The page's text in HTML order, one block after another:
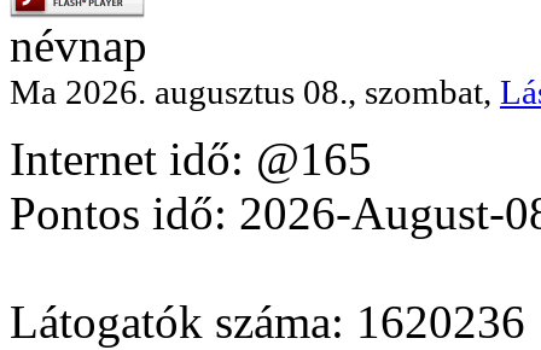
névnap
Ma 2026. augusztus 08., szombat,
Internet idő: @165
Pontos idő: 2026-August-
Látogatók száma: 1620236